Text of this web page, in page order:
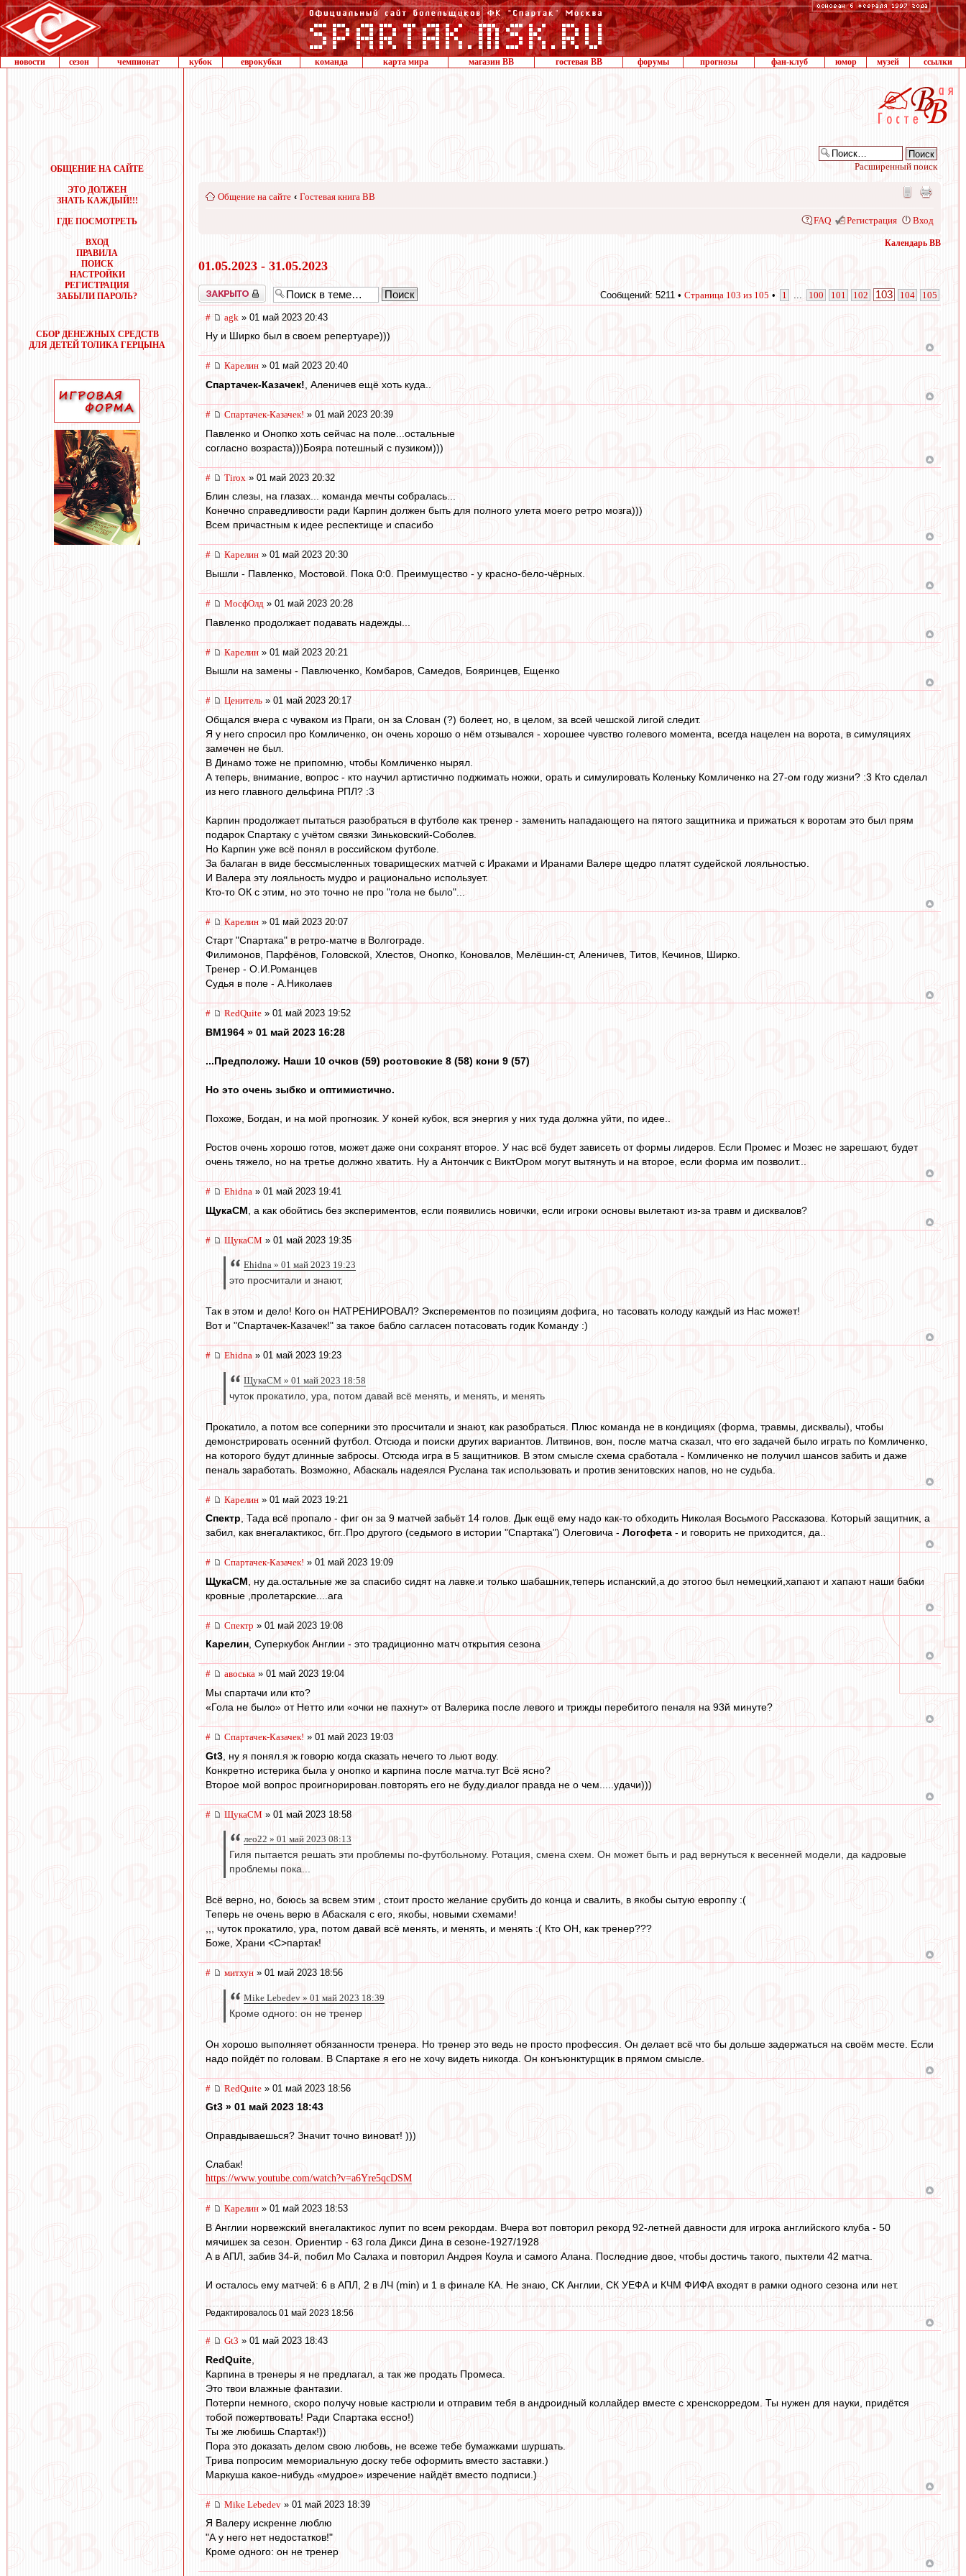
новости сезон чемпионат кубок еврокубки команда карта мира магазин ВВ гостевая ВВ форумы прогнозы фан-клуб юмор музей ссылки
ОБЩЕНИЕ НА САЙТЕ
ЭТО ДОЛЖЕН
ЗНАТЬ КАЖДЫЙ!!!
ГДЕ ПОСМОТРЕТЬ
ВХОД
ПРАВИЛА
ПОИСК
НАСТРОЙКИ
РЕГИСТРАЦИЯ
ЗАБЫЛИ ПАРОЛЬ?
СБОР ДЕНЕЖНЫХ СРЕДСТВ
ДЛЯ ДЕТЕЙ ТОЛИКА ГЕРЦЫНА
Расширенный поиск
Общение на сайте ‹ Гостевая книга ВВ
FAQ Регистрация Вход
Календарь ВВ
01.05.2023 - 31.05.2023
Закрыто Сообщений: 5211 • Страница 103 из 105 • 1 100 101 102 103 104 105
# agk » 01 май 2023 20:43
Ну и Ширко был в своем репертуаре)))
# Карелин » 01 май 2023 20:40
Спартачек-Казачек! , Аленичев ещё хоть куда..
# Спартачек-Казачек! » 01 май 2023 20:39
Павленко и Онопко хоть сейчас на поле...остальные
согласно возраста)))Бояра потешный с пузиком)))
# Tirox » 01 май 2023 20:32
Блин слезы, на глазах... команда мечты собралась...
Конечно справедливости ради Карпин должен быть для полного улета моего ретро мозга)))
Всем причастным к идее респектище и спасибо
# Карелин » 01 май 2023 20:30
Вышли - Павленко, Мостовой. Пока 0:0. Преимущество - у красно-бело-чёрных.
# МосфОлд » 01 май 2023 20:28
Павленко продолжает подавать надежды...
# Карелин » 01 май 2023 20:21
Вышли на замены - Павлюченко, Комбаров, Самедов, Бояринцев, Ещенко
# Ценитель » 01 май 2023 20:17
Общался вчера с чуваком из Праги, он за Слован (?) болеет, но, в целом, за всей чешской лигой следит.
Я у него спросил про Комличенко, он очень хорошо о нём отзывался - хорошее чувство голевого момента, всегда нацелен на ворота, в симуляциях
замечен не был.
В Динамо тоже не припомню, чтобы Комличенко нырял.
А теперь, внимание, вопрос - кто научил артистично поджимать ножки, орать и симулировать Коленьку Комличенко на 27-ом году жизни? :3 Кто сделал
из него главного дельфина РПЛ? :3
Карпин продолжает пытаться разобраться в футболе как тренер - заменить нападающего на пятого защитника и прижаться к воротам это был прям
подарок Спартаку с учётом связки Зиньковский-Соболев.
Но Карпин уже всё понял в российском футболе.
За балаган в виде бессмысленных товарищеских матчей с Ираками и Иранами Валере щедро платят судейской лояльностью.
И Валера эту лояльность мудро и рационально использует.
Кто-то ОК с этим, но это точно не про "гола не было"...
# Карелин » 01 май 2023 20:07
Старт "Спартака" в ретро-матче в Волгограде.
Филимонов, Парфёнов, Головской, Хлестов, Онопко, Коновалов, Мелёшин-ст, Аленичев, Титов, Кечинов, Ширко.
Тренер - О.И.Романцев
Судья в поле - А.Николаев
# RedQuite » 01 май 2023 19:52
BM1964 » 01 май 2023 16:28
...Предположу. Наши 10 очков (59) ростовские 8 (58) кони 9 (57)
Но это очень зыбко и оптимистично.
Похоже, Богдан, и на мой прогнозик. У коней кубок, вся энергия у них туда должна уйти, по идее..
Ростов очень хорошо готов, может даже они сохранят второе. У нас всё будет зависеть от формы лидеров. Если Промес и Мозес не зарешают, будет
очень тяжело, но на третье должно хватить. Ну а Антончик с ВиктОром могут вытянуть и на второе, если форма им позволит...
# Ehidna » 01 май 2023 19:41
ЩукаСМ , а как обойтись без экспериментов, если появились новички, если игроки основы вылетают из-за травм и дисквалов?
# ЩукаСМ » 01 май 2023 19:35
Ehidna » 01 май 2023 19:23
это просчитали и знают,
Так в этом и дело! Кого он НАТРЕНИРОВАЛ? Эксперементов по позициям дофига, но тасовать колоду каждый из Нас может!
Вот и "Спартачек-Казачек!" за такое бабло сагласен потасовать годик Команду :)
# Ehidna » 01 май 2023 19:23
ЩукаСМ » 01 май 2023 18:58
чуток прокатило, ура, потом давай всё менять, и менять, и менять
Прокатило, а потом все соперники это просчитали и знают, как разобраться. Плюс команда не в кондициях (форма, травмы, дисквалы), чтобы
демонстрировать осенний футбол. Отсюда и поиски других вариантов. Литвинов, вон, после матча сказал, что его задачей было играть по Комличенко,
на которого будут длинные забросы. Отсюда игра в 5 защитников. В этом смысле схема сработала - Комличенко не получил шансов забить и даже
пеналь заработать. Возможно, Абаскаль надеялся Руслана так использовать и против зенитовских напов, но не судьба.
# Карелин » 01 май 2023 19:21
Спектр , Тада всё пропало - фиг он за 9 матчей забьёт 14 голов. Дык ещё ему надо как-то обходить Николая Восьмого Рассказова. Который защитник, а
забил, как внегалактикос, бгг..Про другого (седьмого в истории "Спартака") Олеговича - Логофета - и говорить не приходится, да..
# Спартачек-Казачек! » 01 май 2023 19:09
ЩукаСМ , ну да.остальные же за спасибо сидят на лавке.и только шабашник,теперь испанский,а до этогоо был немецкий,хапают и хапают наши бабки
кровные ,пролетарские....ага
# Спектр » 01 май 2023 19:08
Карелин, Суперкубок Англии - это традиционно матч открытия сезона
# авоська » 01 май 2023 19:04
Мы спартачи или кто?
«Гола не было» от Нетто или «очки не пахнут» от Валерика после левого и трижды перебитого пеналя на 93й минуте?
# Спартачек-Казачек! » 01 май 2023 19:03
Gt3 , ну я понял.я ж говорю когда сказать нечего то льют воду.
Конкретно истерика была у онопко и карпина после матча.тут Всё ясно?
Второе мой вопрос проигнорирован.повторять его не буду.диалог правда не о чем.....удачи)))
# ЩукаСМ » 01 май 2023 18:58
лео22 » 01 май 2023 08:13
Гиля пытается решать эти проблемы по-футбольному. Ротация, смена схем. Он может быть и рад вернуться к весенней модели, да кадровые
проблемы пока...
Всё верно, но, боюсь за всвем этим , стоит просто желание срубить до конца и свалить, в якобы сытую европпу :(
Теперь не очень верю в Абаскаля с его, якобы, новыми схемами!
,,, чуток прокатило, ура, потом давай всё менять, и менять, и менять :( Кто ОН, как тренер???
Боже, Храни <C>партак!
# митхун » 01 май 2023 18:56
Mike Lebedev » 01 май 2023 18:39
Кроме одного: он не тренер
Он хорошо выполняет обязанности тренера. Но тренер это ведь не просто профессия. Он делает всё что бы дольше задержаться на своём месте. Если
надо пойдёт по головам. В Спартаке я его не хочу видеть никогда. Он конъюнктурщик в прямом смысле.
# RedQuite » 01 май 2023 18:56
Gt3 » 01 май 2023 18:43
Оправдываешься? Значит точно виноват! )))
Слабак!
https://www.youtube.com/watch?v=a6Yre5qcDSM
# Карелин » 01 май 2023 18:53
В Англии норвежский внегалактикос лупит по всем рекордам. Вчера вот повторил рекорд 92-летней давности для игрока английского клуба - 50
мячишек за сезон. Ориентир - 63 гола Дикси Дина в сезоне-1927/1928
А в АПЛ, забив 34-й, побил Мо Салаха и повторил Андрея Коула и самого Алана. Последние двое, чтобы достичь такого, пыхтели 42 матча.
И осталось ему матчей: 6 в АПЛ, 2 в ЛЧ (min) и 1 в финале КА. Не знаю, СК Англии, СК УЕФА и КЧМ ФИФА входят в рамки одного сезона или нет.
Редактировалось 01 май 2023 18:56
# Gt3 » 01 май 2023 18:43
RedQuite
Карпина в тренеры я не предлагал, а так же продать Промеса.
Это твои влажные фантазии.
Потерпи немного, скоро получу новые кастрюли и отправим тебя в андроидный коллайдер вместе с хренскорредом. Ты нужен для науки, придётся
тобой пожертвовать! Ради Спартака ессно!)
Ты же любишь Спартак!))
Пора это доказать делом свою любовь, не всеже тебе бумажками шуршать.
Трива попросим мемориальную доску тебе оформить вместо заставки.)
Маркуша какое-нибудь «мудрое» изречение найдёт вместо подписи.)
# Mike Lebedev » 01 май 2023 18:39
Я Валеру искренне люблю
"А у него нет недостатков!"
Кроме одного: он не тренер